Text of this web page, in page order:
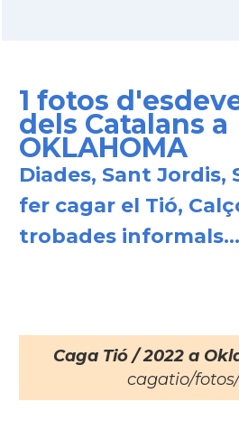
1 fotos
dels Catalans a
OKLAHOMA
Diades, Sant Jordis,
fer cagar el Tió,
trobades informals...
Caga Tió / 2022 a
cagatio/